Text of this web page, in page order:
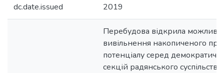
dc.date.issued 2019
Перебудова відкрила
вивільнення накопиченого
потенціалу серед
секцій радянського